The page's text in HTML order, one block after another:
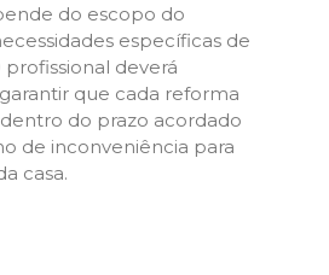
do escopo do
específicas de
deverá
que cada reforma
do prazo acordado
de inconveniência para
casa.